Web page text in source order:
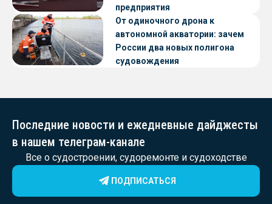
предприятия
От одиночного дрона к
автономной акватории: зачем
России два новых полигона
судовождения
Последние новости и ежедневные дайджесты
в нашем телеграм-канале
Все о судостроении, судоремонте и судоходстве
ПОДПИСАТЬСЯ